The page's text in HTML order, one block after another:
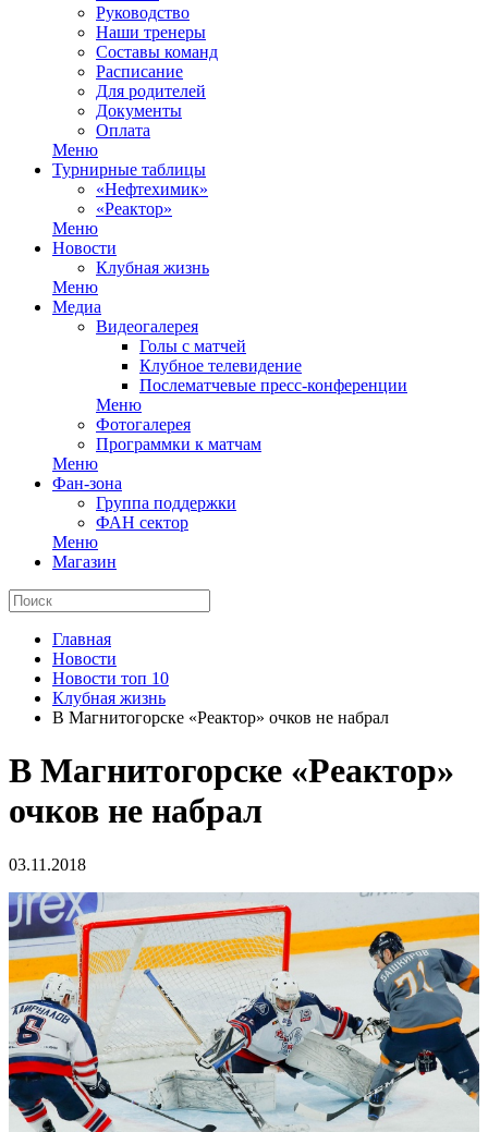
Руководство
Наши тренеры
Составы команд
Расписание
Для родителей
Документы
Оплата
Меню
Турнирные таблицы
«Нефтехимик»
«Реактор»
Меню
Новости
Клубная жизнь
Меню
Медиа
Видеогалерея
Голы с матчей
Клубное телевидение
Послематчевые пресс-конференции
Меню
Фотогалерея
Программки к матчам
Меню
Фан-зона
Группа поддержки
ФАН сектор
Меню
Магазин
Главная
Новости
Новости топ 10
Клубная жизнь
В Магнитогорске «Реактор» очков не набрал
В Магнитогорске «Реактор»
очков не набрал
03.11.2018